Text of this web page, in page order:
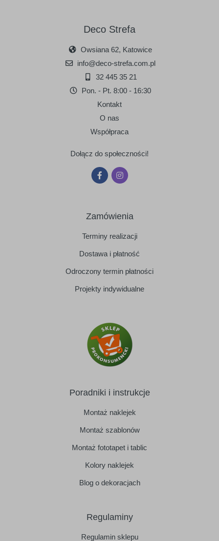
Deco Strefa
Owsiana 62, Katowice
info@deco-strefa.com.pl
32 445 35 21
Pon. - Pt. 8:00 - 16:30
Kontakt
O nas
Współpraca
Dołącz do społeczności!
Zamówienia
Terminy realizacji
Dostawa i płatność
Odroczony termin płatności
Projekty indywidualne
Poradniki i instrukcje
Montaż naklejek
Montaż szablonów
Montaż fototapet i tablic
Kolory naklejek
Blog o dekoracjach
Regulaminy
Regulamin sklepu